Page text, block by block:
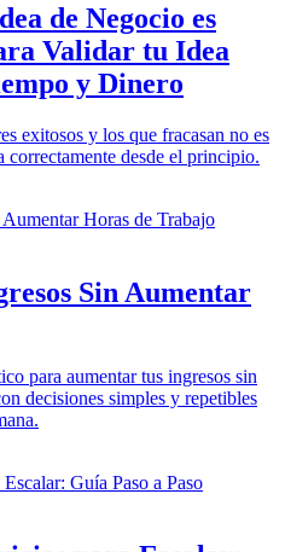
de Negocio es
Validar tu Idea
y Dinero
exitosos y los que fracasan no es
desde el principio.
Sin Aumentar
para aumentar tus ingresos sin
decisiones simples y repetibles